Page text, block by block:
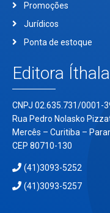
Promoções
Jurídicos
Ponta de estoque
Editora Íthala
CNPJ 02.635.731/0001-
Rua Pedro Nolasko
Mercês – Curitiba –
CEP 80710-130
(41)3093-5252
(41)3093-5257